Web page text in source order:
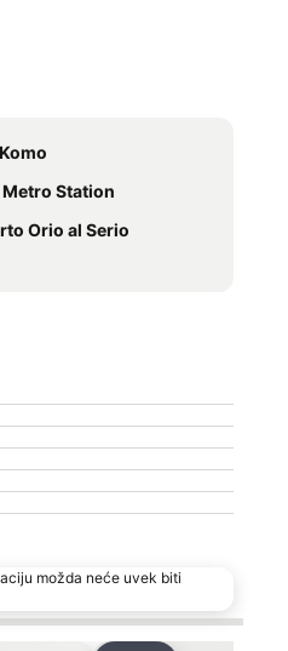
Station
Orio al Serio
možda neće uvek biti